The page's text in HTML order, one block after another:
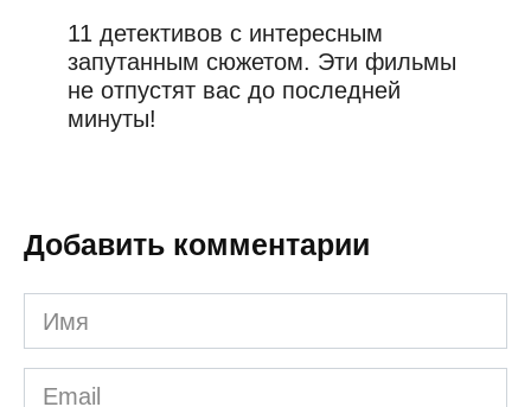
11 детективов с интересным
запутанным сюжетом. Эти фильмы
не отпустят вас до последней
минуты!
Добавить комментарии
Имя
*
Email